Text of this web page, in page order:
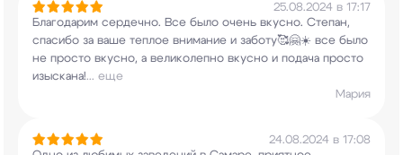
25.08.2024 в 17:17
Благодарим сердечно. Все было очень вкусно. Степан,
спасибо за ваше теплое внимание и заботу🥰🤗☀️ все было
не просто вкусно, а великолепно вкусно и подача просто
изыскана!... еще
Мария
24.08.2024 в 17:08